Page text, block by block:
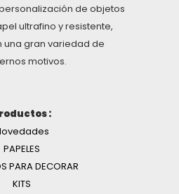
de objetos
ultrafino y resistente,
una gran variedad de
motivos.
:
PAPELES
PARA DECORAR
KITS